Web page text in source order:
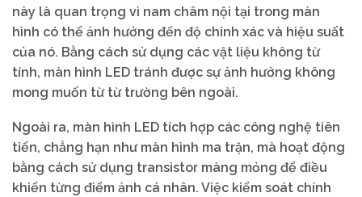
này là quan trọng vì nam châm nội tại trong màn
hình có thể ảnh hưởng đến độ chính xác và hiệu suất
của nó. Bằng cách sử dụng các vật liệu không từ
tính, màn hình LED tránh được sự ảnh hưởng không
mong muốn từ từ trường bên ngoài.
Ngoài ra, màn hình LED tích hợp các công nghệ tiên
tiến, chẳng hạn như màn hình ma trận, mà hoạt động
bằng cách sử dụng transistor màng mỏng để điều
khiển từng điểm ảnh cá nhân. Việc kiểm soát chính